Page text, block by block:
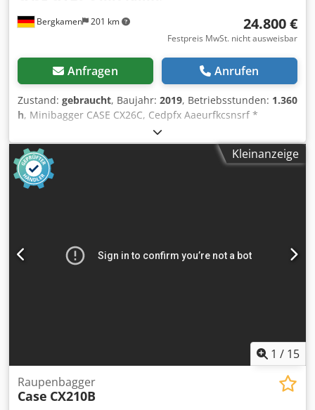
Bergkamen 201 km 24.800 €
Festpreis MwSt. nicht ausweisbar
Anfragen Anrufen
Zustand: gebraucht, Baujahr: 2019, Betriebsstunden: 1.360
h, Minibagger CASE CX26C, Cedpfx Aaeurfkcsnsrf *
Baujahr 2019, * 1360 BS, i * Heizung, * Klima, *
Gummiketten, * Planierschild, * Schnellwechsler
Kleinanzeige
1 / 15
Raupenbagger
Case CX210B